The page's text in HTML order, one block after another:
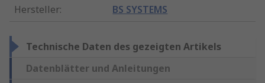
Hersteller: BS SYSTEMS
Technische Daten des gezeigten Artikels
Datenblätter und Anleitungen